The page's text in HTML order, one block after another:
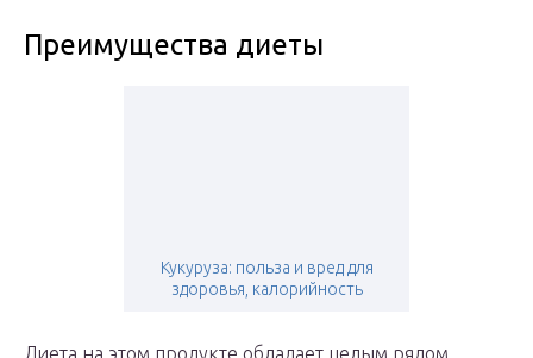
Преимущества диеты
Кукуруза: польза и вред для
здоровья, калорийность
Диета на этом продукте обладает целым рядом